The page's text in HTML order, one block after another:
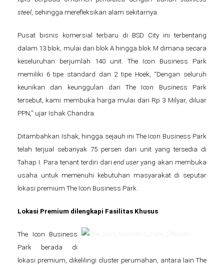
steel, sehingga merefleksikan alam sekitarnya.
Pusat bisnis komersial terbaru di BSD City ini terbentang
dalam 13 blok, mulai dari blok A hingga blok M dimana secara
keseluruhan berjumlah 140 unit. The Icon Business Park
memiliki 6 tipe standard dan 2 tipe Hoek, “Dengan seluruh
keunikan dan keunggulan dari The Icon Business Park
tersebut, kami membuka harga mulai dari Rp 3 Milyar, diluar
PPN,” ujar Ishak Chandra.
Ditambahkan Ishak, hingga sejauh ini The Icon Business Park
telah terjual sebanyak 75 persen dari unit yang tersedia di
Tahap I. Para tenant terdiri dariend useryang akan membuka
usaha untuk memenuhi kebutuhan masyarakat di seputar
lokasi premium The Icon Business Park.
Lokasi Premium dilengkapi Fasilitas Khusus
The Icon Business
Park berada di
lokasi premium, dikelilingi cluster perumahan, antara lain The